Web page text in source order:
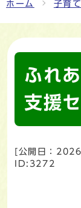
ホーム 子育
ふれ
支援
[公開日： 2026
ID:3272